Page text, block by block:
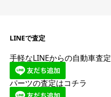
LINEで査定
手軽なLINEからの自動車査定
パーツの査定はコチラ